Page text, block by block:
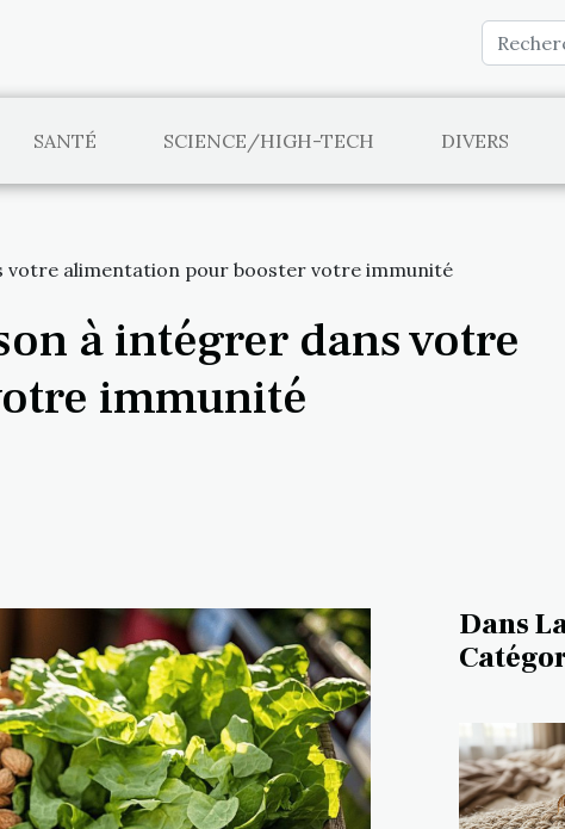
SANTÉ SCIENCE/HIGH-TECH DIVERS
votre alimentation pour booster votre immunité
à intégrer dans votre
immunité
Dans